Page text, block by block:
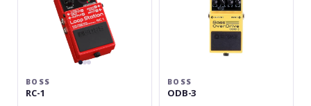
BOSS
RC-1
BOSS
ODB-3